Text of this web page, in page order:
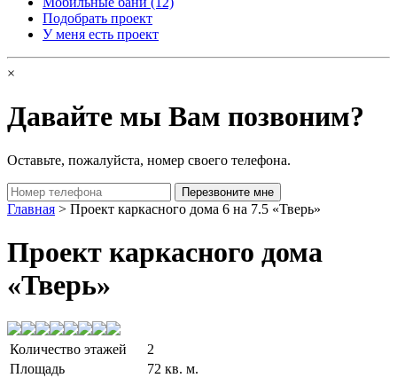
Подобрать проект
У меня есть проект
×
Давайте мы Вам позвоним?
Оставьте, пожалуйста, номер своего телефона.
Главная > Проект каркасного дома 6 на 7.5 «Тверь»
Проект каркасного дома
«Тверь»
Количество этажей
2
Площадь
72 кв. м.